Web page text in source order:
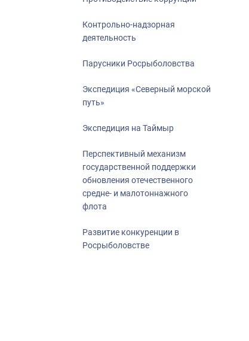
Контрольно-надзорная
деятельность
Парусники Росрыболовства
Экспедиция «Северный морской
путь»
Экспедиция на Таймыр
Перспективный механизм
государственной поддержки
обновления отечественного
средне- и малотоннажного
флота
Развитие конкуренции в
Росрыболовстве